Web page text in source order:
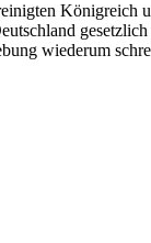
Königreich
wiederum